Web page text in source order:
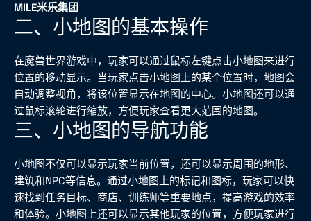
MILE米乐集团
二、小地图的基本操作
在魔兽世界游戏中，玩家可以通过鼠标左键点击小地图来进行
位置的移动显示。当玩家点击小地图上的某个位置时，地图会
自动调整视角，将该位置显示在地图的中心。小地图还可以通
过鼠标滚轮进行缩放，方便玩家查看更大范围的地图。
三、小地图的导航功能
小地图不仅可以显示玩家当前位置，还可以显示周围的地形、
建筑和NPC等信息。通过小地图上的标记和图标，玩家可以快
速找到任务目标、商店、训练师等重要地点，提高游戏的效率
和体验。小地图上还可以显示其他玩家的位置，方便玩家进行